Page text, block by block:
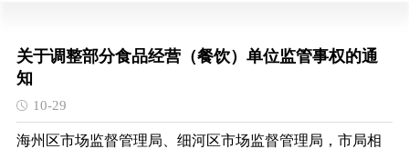
关于调整部分食品经营（餐饮）单位监管事权的通
知
10-29
海州区市场监督管理局、细河区市场监督管理局，市局相